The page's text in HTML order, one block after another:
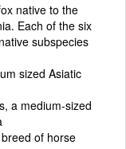
native to the
Each of the six
subspecies
sized Asiatic
a medium-sized
of horse